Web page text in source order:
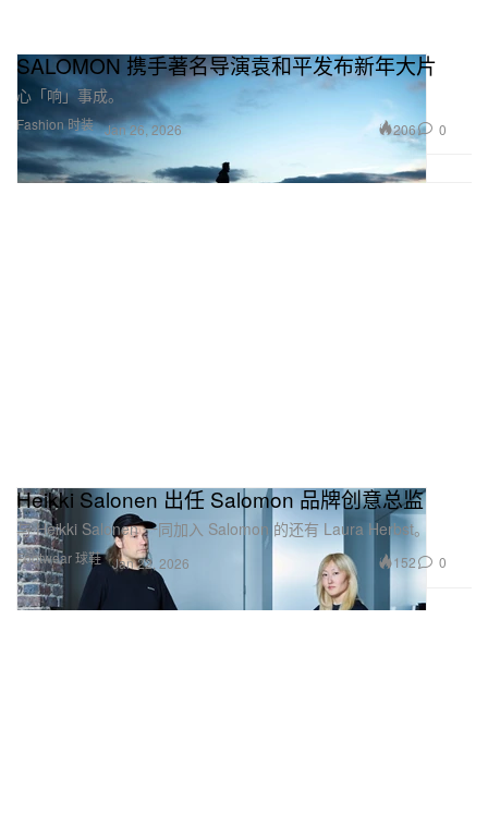
Fashion 时装
SALOMON 携手著名导演袁和平发布新年大片
心「响」事成。
Jan 26, 2026 206 0
Footwear 球鞋
Heikki Salonen 出任 Salomon 品牌创意总监
与 Heikki Salonen 一同加入 Salomon 的还有 Laura Herbst。
Jan 22, 2026 152 0